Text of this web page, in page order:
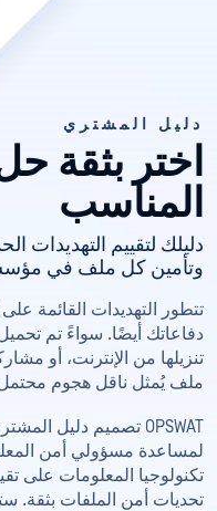
دليل المشتري
اختر بثقة
المناسب
دليلك لتقييم التهديدات
وتأمين كل ملف في
تتطور التهديدات القائمة
دفاعاتك أيضًا. سواءً تم تحميل
تنزيلها من الإنترنت، أو
ملف يُمثل ناقل هجوم
لمساعدة مسؤولي أمن
تكنولوجيا المعلومات على
تحديات أمن الملفات بثقة.